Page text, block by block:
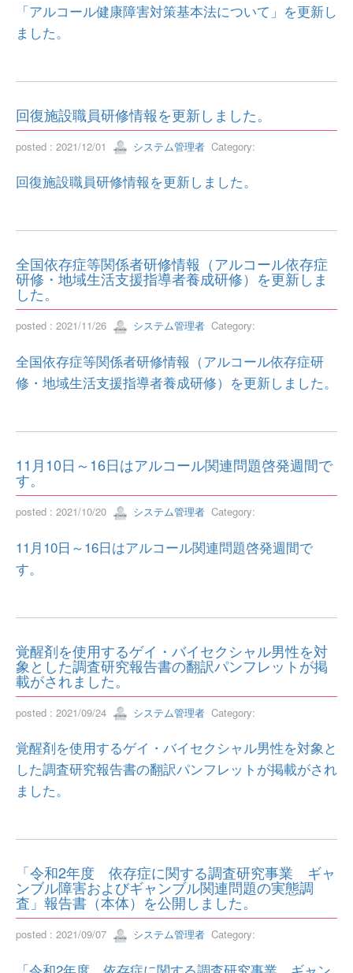
「アルコール健康障害対策基本法について」を更新し
ました。
回復施設職員研修情報を更新しました。
posted : 2021/12/01 システム管理者 Category:
回復施設職員研修情報を更新しました。
全国依存症等関係者研修情報（アルコール依存症
研修・地域生活支援指導者養成研修）を更新しま
した。
posted : 2021/11/26 システム管理者 Category:
全国依存症等関係者研修情報（アルコール依存症研
修・地域生活支援指導者養成研修）を更新しました。
11月10日～16日はアルコール関連問題啓発週間で
す。
posted : 2021/10/20 システム管理者 Category:
11月10日～16日はアルコール関連問題啓発週間で
す。
覚醒剤を使用するゲイ・バイセクシャル男性を対
象とした調査研究報告書の翻訳パンフレットが掲
載がされました。
posted : 2021/09/24 システム管理者 Category:
覚醒剤を使用するゲイ・バイセクシャル男性を対象と
した調査研究報告書の翻訳パンフレットが掲載がされ
ました。
「令和2年度 依存症に関する調査研究事業 ギャ
ンブル障害およびギャンブル関連問題の実態調
査」報告書（本体）を公開しました。
posted : 2021/09/07 システム管理者 Category: